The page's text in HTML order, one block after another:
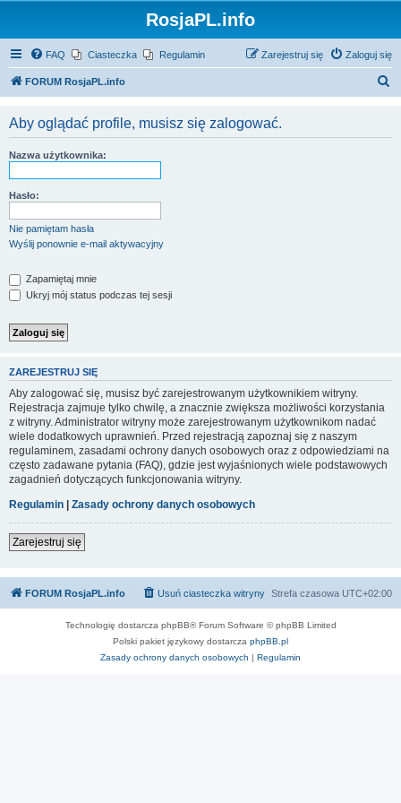
RosjaPL.info
FAQ Ciasteczka Regulamin Zaloguj się
Zarejestruj się
FORUM RosjaPL.info
Aby oglądać profile, musisz się zalogować.
Nazwa użytkownika:
Hasło:
Nie pamiętam hasła
Wyślij ponownie e-mail aktywacyjny
Zapamiętaj mnie
Ukryj mój status podczas tej sesji
ZAREJESTRUJ SIĘ
Aby zalogować się, musisz być zarejestrowanym użytkownikiem witryny.
Rejestracja zajmuje tylko chwilę, a znacznie zwiększa możliwości korzystania
z witryny. Administrator witryny może zarejestrowanym użytkownikom nadać
wiele dodatkowych uprawnień. Przed rejestracją zapoznaj się z naszym
regulaminem, zasadami ochrony danych osobowych oraz z odpowiedziami na
często zadawane pytania (FAQ), gdzie jest wyjaśnionych wiele podstawowych
zagadnień dotyczących funkcjonowania witryny.
Regulamin | Zasady ochrony danych osobowych
Zarejestruj się
FORUM RosjaPL.info Strefa czasowa UTC+02:00
Usuń ciasteczka witryny
Technologię dostarcza phpBB® Forum Software © phpBB Limited
Polski pakiet językowy dostarcza phpBB.pl
Zasady ochrony danych osobowych | Regulamin